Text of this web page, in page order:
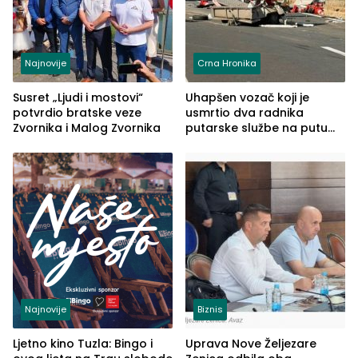
Najnovije
Susret „Ljudi i mostovi“
potvrdio bratske veze
Zvornika i Malog Zvornika
Crna Hronika
Uhapšen vozač koji je
usmrtio dva radnika
putarske službe na putu
(FOTO)
Najnovije
Ljetno kino Tuzla: Bingo i
Biznis
Uprava Nove Željezare